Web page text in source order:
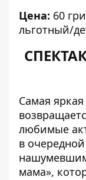
Цена: 60
льготный/
Самая яркая
любимые
в
мама»,